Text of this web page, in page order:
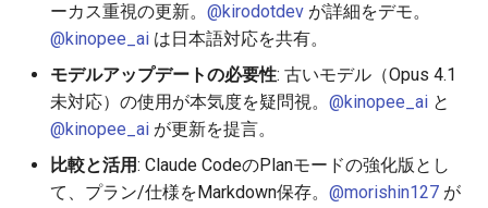
2026-05-20
2026-05-19
2026-05-17
2025-11-04
2025-11-03
2025-11-01
2026-05-20
2026-05-19
2026-05-17
2025-11-04
2025-11-03
2025-11-01
2026-05-17
2026-05-16
2026-05-14
2025-11-04
2025-11-03
2025-11-01
2026-05-16
2026-05-15
2026-05-13
2025-11-04
2025-11-03
2025-11-01
2026-05-20
2026-05-18
ーカス重視の更新。 @kirodotdev が詳細をデモ。
@kinopee_ai は日本語対応を共有。
モデルアップデートの必要性: 古いモデル（Opus 4.1
未対応）の使用が本気度を疑問視。 @kinopee_ai と
@kinopee_ai が更新を提言。
比較と活用: Claude CodeのPlanモードの強化版とし
て、プラン/仕様をMarkdown保存。 @morishin127 が